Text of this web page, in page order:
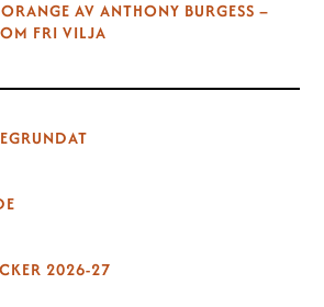
AV ANTHONY BURGESS –
FRI VILJA
2026-27